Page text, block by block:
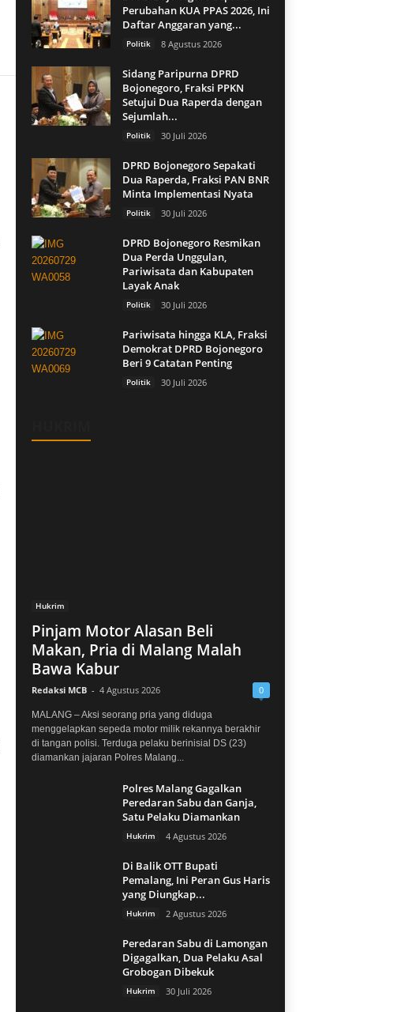
Perubahan KUA PPAS 2026, Ini
Daftar Anggaran yang...
Politik 8 Agustus 2026
Sidang Paripurna DPRD
Bojonegoro, Fraksi PPKN
Setujui Dua Raperda dengan
Sejumlah...
Politik 30 Juli 2026
DPRD Bojonegoro Sepakati
Dua Raperda, Fraksi PAN BNR
Minta Implementasi Nyata
Politik 30 Juli 2026
DPRD Bojonegoro Resmikan
Dua Perda Unggulan,
Pariwisata dan Kabupaten
Layak Anak
Politik 30 Juli 2026
Pariwisata hingga KLA, Fraksi
Demokrat DPRD Bojonegoro
Beri 9 Catatan Penting
Politik 30 Juli 2026
Hukrim
Pinjam Motor Alasan Beli
Makan, Pria di Malang Malah
Bawa Kabur
Redaksi MCB - 4 Agustus 2026 0
MALANG – Aksi seorang pria yang diduga
menggelapkan sepeda motor milik rekannya berakhir
di tangan polisi. Terduga pelaku berinisial DS (23)
diamankan jajaran Polres Malang...
Polres Malang Gagalkan
Peredaran Sabu dan Ganja,
Satu Pelaku Diamankan
Hukrim 4 Agustus 2026
Di Balik OTT Bupati
Pemalang, Ini Peran Gus Haris
yang Diungkap...
Hukrim 2 Agustus 2026
Peredaran Sabu di Lamongan
Digagalkan, Dua Pelaku Asal
Grobogan Dibekuk
Hukrim 30 Juli 2026